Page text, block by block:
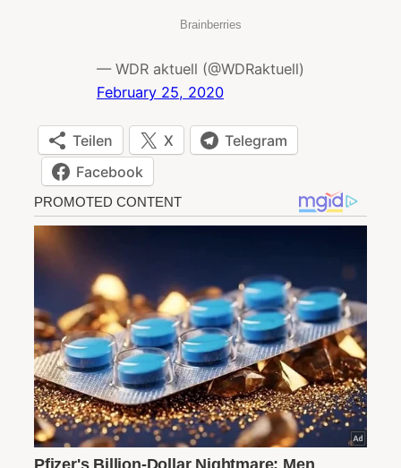
— WDR aktuell (@WDRaktuell)
February 25, 2020
Teilen X
Telegram
Facebook